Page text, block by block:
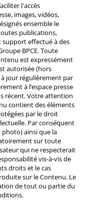
l'accès
images, vidéos,
ensemble le
publications,
effectué à des
BPCE. Toute
est expressément
autorisée (hors
jour régulièrement par
à l’espace presse
récent. Votre attention
contient des éléments
par le droit
Par conséquent
ainsi que la
sur toute
qui ne respecterait
vis-à-vis de
droits et le cas
sur le Contenu. Le
de tout ou partie du